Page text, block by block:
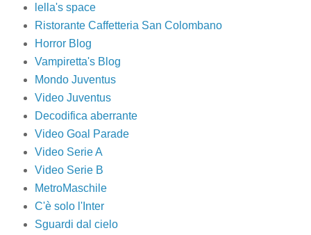
lella's space
Ristorante Caffetteria San Colombano
Horror Blog
Vampiretta's Blog
Mondo Juventus
Video Juventus
Decodifica aberrante
Video Goal Parade
Video Serie A
Video Serie B
MetroMaschile
C'è solo l'Inter
Sguardi dal cielo